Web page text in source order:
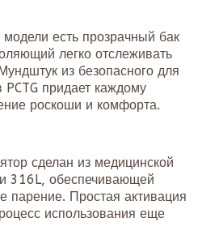
есть прозрачный бак
легко отслеживать
из безопасного для
придает каждому
роскоши и комфорта.
сделан из медицинской
316L, обеспечивающей
парение. Простая активация
использования еще